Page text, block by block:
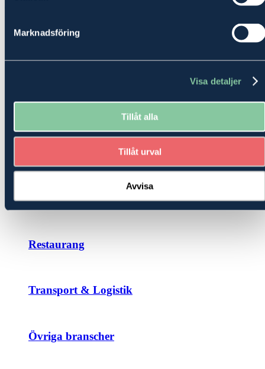
Marknadsföring
Visa detaljer
Tillåt alla
Tillåt urval
Avvisa
detaljer som din leverantör av ekonomi och rådgivning kan gå från
Hantverkare / Bygg
Konsult
E-handel
Restaurang
Transport & Logistik
Övriga branscher